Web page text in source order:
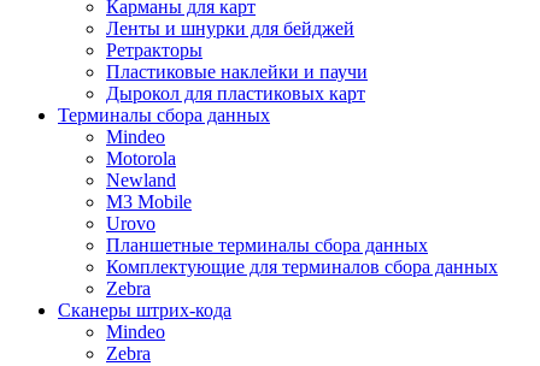
Карманы для карт
Ленты и шнурки для бейджей
Ретракторы
Пластиковые наклейки и паучи
Дырокол для пластиковых карт
Терминалы сбора данных
Mindeo
Motorola
Newland
M3 Mobile
Urovo
Планшетные терминалы сбора данных
Комплектующие для терминалов сбора данных
Zebra
Сканеры штрих-кода
Mindeo
Zebra